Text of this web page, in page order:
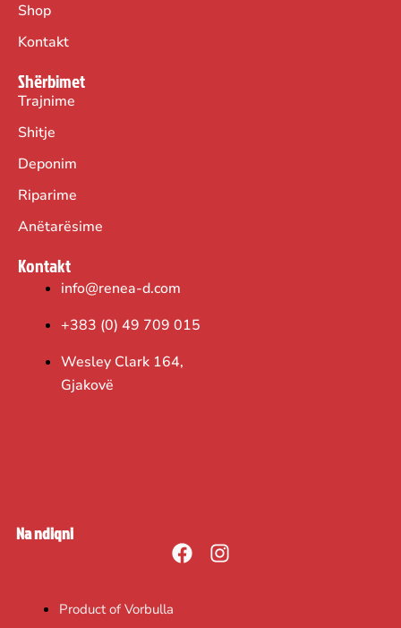
Shop
Kontakt
Shërbimet
Trajnime
Shitje
Deponim
Riparime
Anëtarësime
Kontakt
info@renea-d.com
+383 (0) 49 709 015
Wesley Clark 164,
Gjakovë
Na ndiqni
F
a
I
Product of Vorbulla